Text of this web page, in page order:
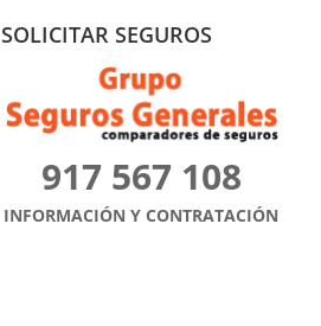
SOLICITAR SEGUROS
917 567 108
INFORMACIÓN Y CONTRATACIÓN